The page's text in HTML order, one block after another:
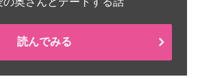
読んでみる